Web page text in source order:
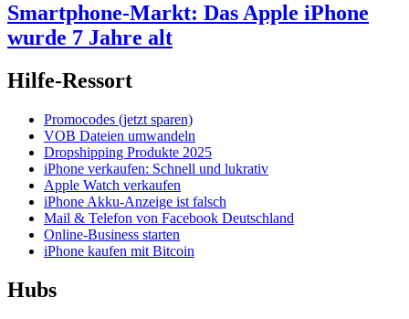
Smartphone-Markt: Das Apple iPhone
wurde 7 Jahre alt
Hilfe-Ressort
Promocodes (jetzt sparen)
VOB Dateien umwandeln
Dropshipping Produkte 2025
iPhone verkaufen: Schnell und lukrativ
Apple Watch verkaufen
iPhone Akku-Anzeige ist falsch
Mail & Telefon von Facebook Deutschland
Online-Business starten
iPhone kaufen mit Bitcoin
Hubs